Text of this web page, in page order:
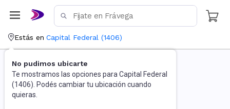
Estás en Capital Federal (1406)
No pudimos ubicarte
Te mostramos las opciones para Capital Federal
(1406). Podés cambiar tu ubicación cuando
quieras.